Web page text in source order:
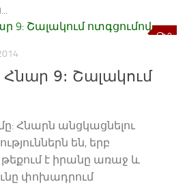
0
9: Շալակում
Հնարն անցկացնելու
են, երբ
է իրանը առաջ և
փոխադրում